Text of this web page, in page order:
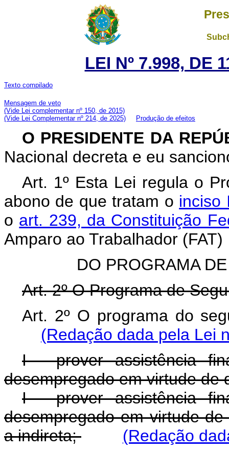
LEI Nº 7.998, DE
Texto compilado
Mensagem de veto
(Vide Lei complementar nº 150, de 2015)
(Vide Lei Complementar nº 214, de 2025)
Produção de efeitos
O PRESIDENTE DA
Nacional decreta e eu
Art. 1º Esta Lei regula o
abono de que tratam o inciso
o art. 239, da Constituição
Amparo ao Trabalhador (FAT)
DO PROGRAMA
Art. 2º O Programa de
Art. 2º O programa do
(Redação dada pela Lei
I - prover assistência
desempregado em virtude de
I - prover assistência
desempregado em virtude
a indireta;
(Redação